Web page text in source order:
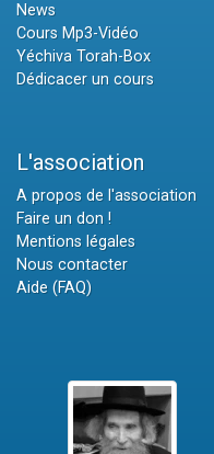
News
Cours Mp3-Vidéo
Yéchiva Torah-Box
Dédicacer un cours
L'association
A propos de l'association
Faire un don !
Mentions légales
Nous contacter
Aide (FAQ)